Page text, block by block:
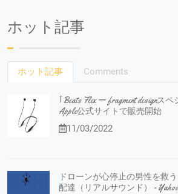
ホット記事
ホット記事 Comments
｢Beats Flex ー fragment designス
Apple公式サイトで販売開始
11/03/2022
ドローンが心停止の男性を救
配達（リアルサウンド） -